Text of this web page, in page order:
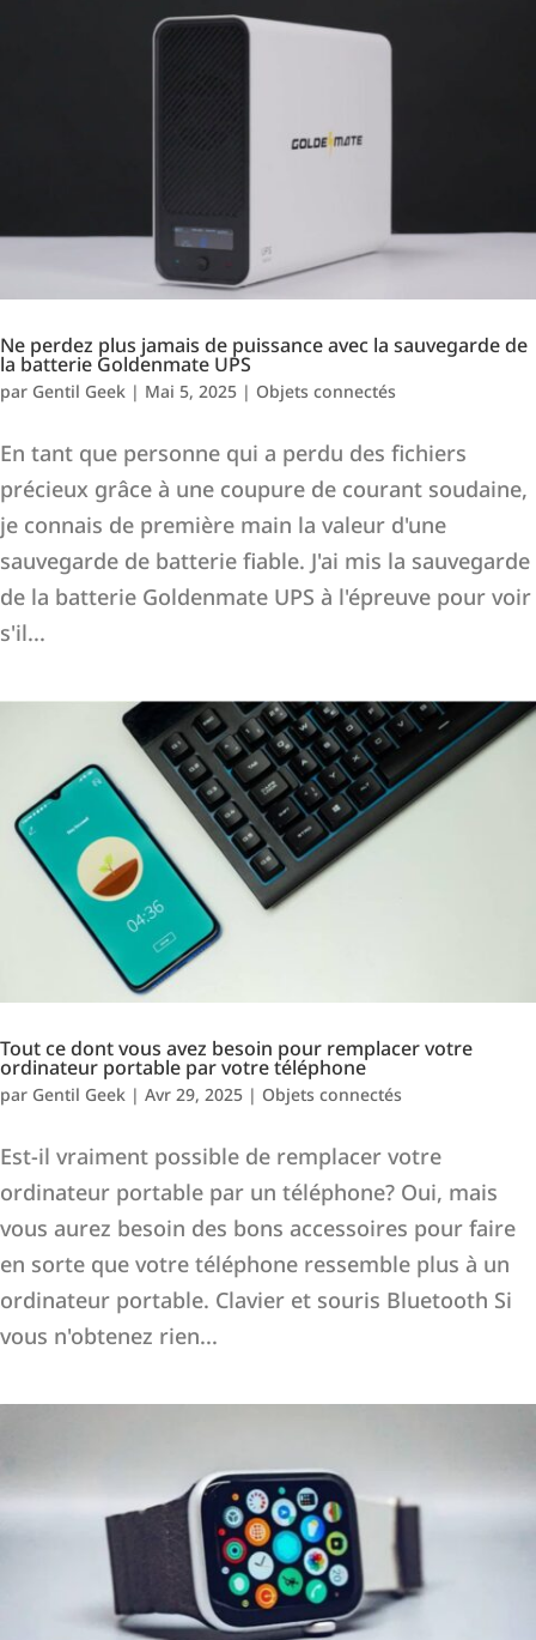
Ne perdez plus jamais de puissance avec la sauvegarde de
la batterie Goldenmate UPS
par Gentil Geek | Mai 5, 2025 | Objets connectés
En tant que personne qui a perdu des fichiers
précieux grâce à une coupure de courant soudaine,
je connais de première main la valeur d'une
sauvegarde de batterie fiable. J'ai mis la sauvegarde
de la batterie Goldenmate UPS à l'épreuve pour voir
s'il...
Tout ce dont vous avez besoin pour remplacer votre
ordinateur portable par votre téléphone
par Gentil Geek | Avr 29, 2025 | Objets connectés
Est-il vraiment possible de remplacer votre
ordinateur portable par un téléphone? Oui, mais
vous aurez besoin des bons accessoires pour faire
en sorte que votre téléphone ressemble plus à un
ordinateur portable. Clavier et souris Bluetooth Si
vous n'obtenez rien...